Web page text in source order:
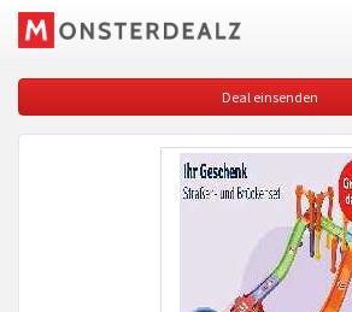
Deal einsenden